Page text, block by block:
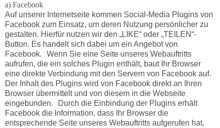
a) Facebook
Auf unserer Internetseite kommen Social-Media Plugins von
Facebook zum Einsatz, um deren Nutzung persönlicher zu
gestalten. Hierfür nutzen wir den „LIKE“ oder „TEILEN“-
Button. Es handelt sich dabei um ein Angebot von
Facebook. Wenn Sie eine Seite unseres Webauftritts
aufrufen, die ein solches Plugin enthält, baut Ihr Browser
eine direkte Verbindung mit den Servern von Facebook auf.
Der Inhalt des Plugins wird von Facebook direkt an Ihren
Browser übermittelt und von diesem in die Webseite
eingebunden. Durch die Einbindung der Plugins erhält
Facebook die Information, dass Ihr Browser die
entsprechende Seite unseres Webauftritts aufgerufen hat,